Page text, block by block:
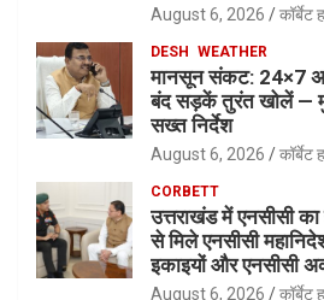
August 6, 2026
DESH WEATHER
मानसून संकट: 24×7
बंद सड़कें तुरंत खोलें —
सख्त निर्देश
August 6, 2026
CORBETT
उत्तराखंड में एनसीसी का
से मिले एनसीसी
इकाइयों और एनसीसी
August 6, 2026